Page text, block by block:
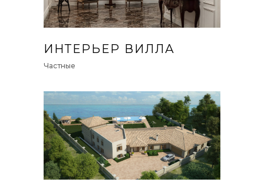
ИНТЕРЬЕР ВИЛЛА
Частные